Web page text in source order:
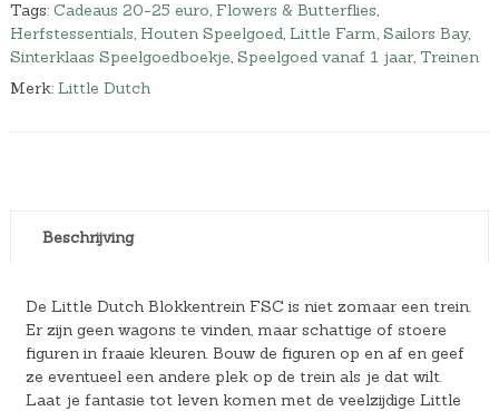
Tags: Cadeaus 20-25 euro, Flowers & Butterflies,
Herfstessentials, Houten Speelgoed, Little Farm, Sailors Bay,
Sinterklaas Speelgoedboekje, Speelgoed vanaf 1 jaar, Treinen
Merk: Little Dutch
Beschrijving
De Little Dutch Blokkentrein FSC is niet zomaar een trein.
Er zijn geen wagons te vinden, maar schattige of stoere
figuren in fraaie kleuren. Bouw de figuren op en af en geef
ze eventueel een andere plek op de trein als je dat wilt.
Laat je fantasie tot leven komen met de veelzijdige Little